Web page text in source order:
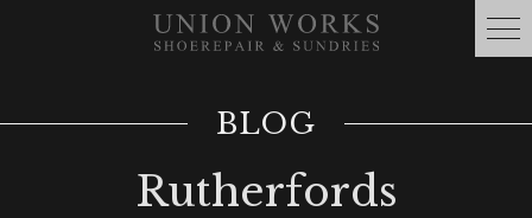
BLOG
Rutherfords